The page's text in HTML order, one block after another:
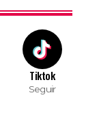
Tiktok
Seguir